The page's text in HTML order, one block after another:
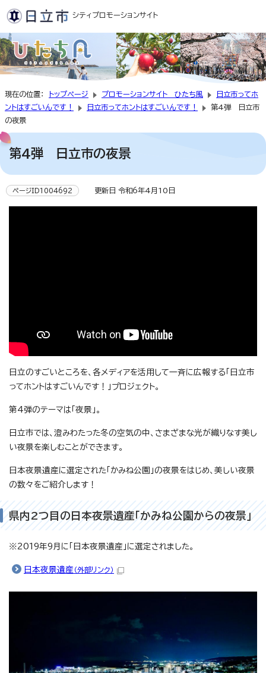
シティプロモーションサイト
現在の位置： トップページ プロモーションサイト ひたち風
日立市ってホ
ントはすごいんです！
日立市ってホントはすごいんです！
第4弾 日立市
の夜景
第4弾 日立市の夜景
ページID1004692 更新日 令和6年4月10日
日立のすごいところを、各メディアを活用して一斉に広報する「日立市
ってホントはすごいんです！」プロジェクト。
第4弾のテーマは「夜景」。
日立市では、澄みわたった冬の空気の中、さまざまな光が織りなす美し
い夜景を楽しむことができます。
日本夜景遺産に選定された「かみね公園」の夜景をはじめ、美しい夜景
の数々をご紹介します！
県内2つ目の日本夜景遺産「かみね公園からの夜景」
※2019年9月に「日本夜景遺産」に選定されました。
日本夜景遺産 （外部リンク）